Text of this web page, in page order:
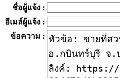
ชื่อผู้แจ้ง :
อีเมล์ผู้แจ้ง :
ข้อความ :